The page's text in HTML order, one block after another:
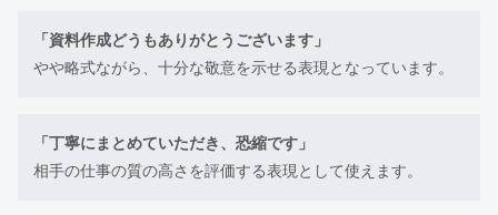
「資料作成どうもありがとうございます」
やや略式ながら、十分な敬意を示せる表現となっています。
「丁寧にまとめていただき、恐縮です」
相手の仕事の質の高さを評価する表現として使えます。